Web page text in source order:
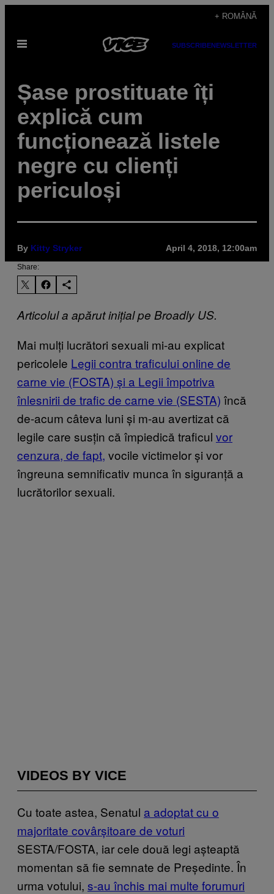
content
+ ROMÂNĂ
Open
SUBSCRIBENEWSLETTER
Șase prostituate îți
explică cum
funcționează listele
negre cu clienți
periculoși
By Kitty Stryker April 4, 2018, 12:00am
Share:
Articolul a apărut inițial pe Broadly US.
Mai mulți lucrători sexuali mi-au explicat
pericolele Legii contra traficului online de
carne vie (FOSTA) și a Legii împotriva
înlesnirii de trafic de carne vie (SESTA) încă
de-acum câteva luni și m-au avertizat că
legile care susțin că împiedică traficul vor
cenzura, de fapt, vocile victimelor și vor
îngreuna semnificativ munca în siguranță a
lucrătorilor sexuali.
VIDEOS BY VICE
Cu toate astea, Senatul a adoptat cu o
majoritate covârșitoare de voturi
SESTA/FOSTA, iar cele două legi așteaptă
momentan să fie semnate de Președinte. În
urma votului, s-au închis mai multe forumuri